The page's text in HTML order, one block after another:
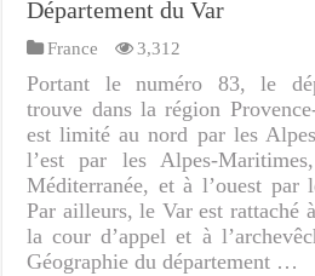
Département du Var
France 3,312
Portant le numéro 83, le
trouve dans la région
est limité au nord par les
l’est par les Alpes-
Méditerranée, et à l’ouest par
Par ailleurs, le Var est rattaché
la cour d’appel et à
Géographie du département …